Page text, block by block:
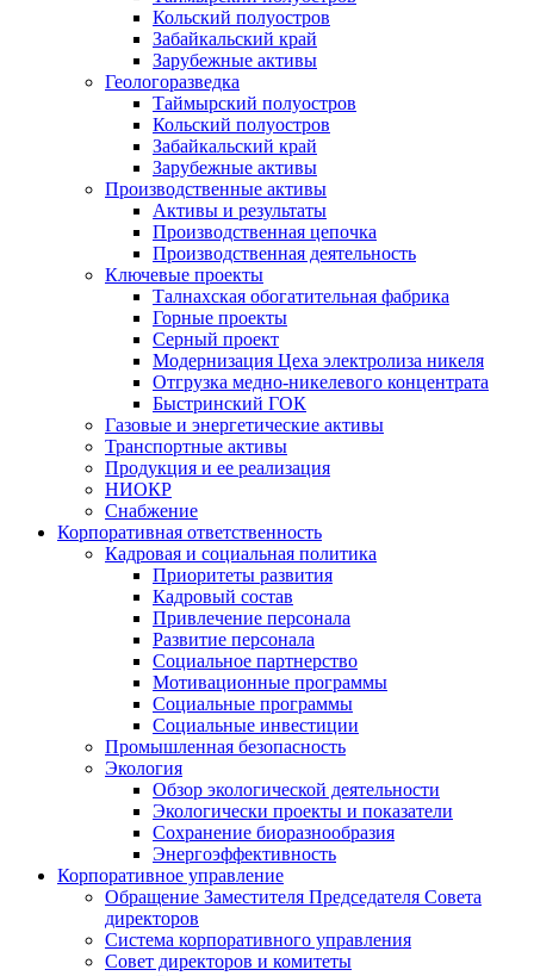
Кольский полуостров
Забайкальский край
Зарубежные активы
Геологоразведка
Таймырский полуостров
Кольский полуостров
Забайкальский край
Зарубежные активы
Производственные активы
Активы и результаты
Производственная цепочка
Производственная деятельность
Ключевые проекты
Талнахская обогатительная фабрика
Горные проекты
Серный проект
Модернизация Цеха электролиза никеля
Отгрузка медно-никелевого концентрата
Быстринский ГОК
Газовые и энергетические активы
Транспортные активы
Продукция и ее реализация
НИОКР
Снабжение
Корпоративная ответственность
Кадровая и социальная политика
Приоритеты развития
Кадровый состав
Привлечение персонала
Развитие персонала
Социальное партнерство
Мотивационные программы
Социальные программы
Социальные инвестиции
Промышленная безопасность
Экология
Обзор экологической деятельности
Экологически проекты и показатели
Сохранение биоразнообразия
Энергоэффективность
Корпоративное управление
Обращение Заместителя Председателя Совета
директоров
Система корпоративного управления
Совет директоров и комитеты